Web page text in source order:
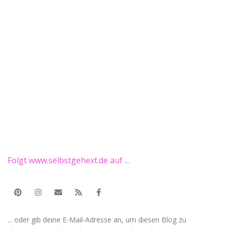
Folgt www.selbstgehext.de auf ...
... oder gib deine E-Mail-Adresse an, um diesen Blog zu